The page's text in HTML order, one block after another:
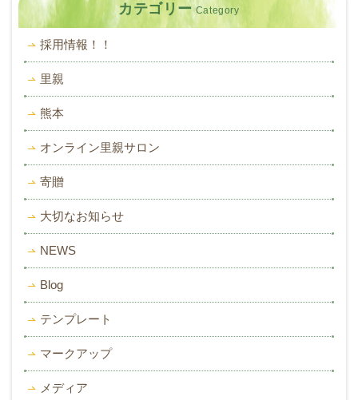
カテゴリー Category
採用情報！！
里親
熊本
オンライン里親サロン
寄贈
大切なお知らせ
NEWS
Blog
テンプレート
マークアップ
メディア